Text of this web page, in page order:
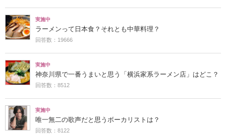
実施中
ラーメンって日本食？それとも中華料理？
回答数：19666
実施中
神奈川県で一番うまいと思う「横浜家系ラーメン店」はどこ？
回答数：8512
実施中
唯一無二の歌声だと思うボーカリストは？
回答数：8122